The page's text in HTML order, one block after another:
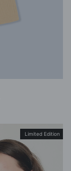
Limited Edition